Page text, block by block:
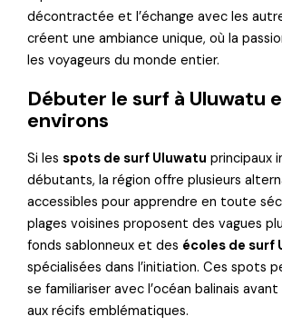
décontractée et l’échange avec les
créent une ambiance unique, où la
les voyageurs du monde entier.
Débuter le surf à Uluwatu
environs
Si lesspots de surf Uluwatu principaux
débutants, la région offre plusieurs
accessibles pour apprendre en toute
plages voisines proposent des vagues
fonds sablonneux et des écoles de surf
spécialisées dans l’initiation. Ces spots
se familiariser avec l’océan balinais
aux récifs emblématiques.